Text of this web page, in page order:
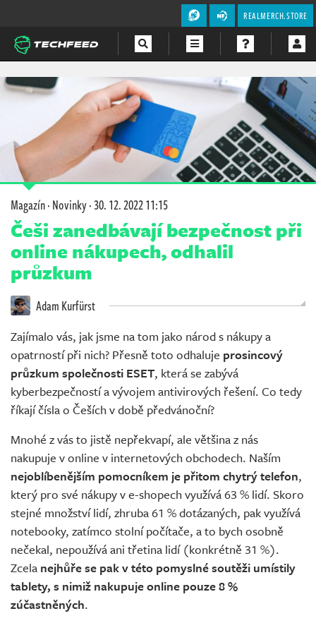
REALMERCH.STORE
Magazín
Soutěže
Magazín·Novinky·30. 12. 2022 11:15
Češi zanedbávají bezpečnost při
online nákupech, odhalil
průzkum
Adam Kurfürst
Zajímalo vás, jak jsme na tom jako národ s nákupy a
opatrností při nich? Přesně toto odhaluje prosincový
průzkum společnosti ESET, která se zabývá
kyberbezpečností a vývojem antivirových řešení. Co tedy
říkají čísla o Češích v době předvánoční?
Mnohé z vás to jistě nepřekvapí, ale většina z nás
nakupuje v online v internetových obchodech. Naším
nejoblíbenějším pomocníkem je přitom chytrý telefon,
který pro své nákupy v e-shopech využívá 63 % lidí. Skoro
stejné množství lidí, zhruba 61 % dotázaných, pak využívá
notebooky, zatímco stolní počítače, a to bych osobně
nečekal, nepoužívá ani třetina lidí (konkrétně 31 %).
Zcela nejhůře se pak v této pomyslné soutěži umístily
tablety, s nimiž nakupuje online pouze 8 %
zúčastněných.